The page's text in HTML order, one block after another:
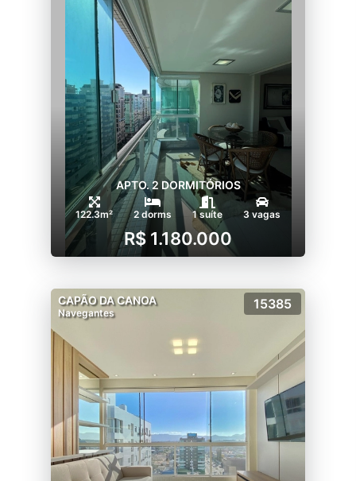
APTO. 2 DORMITÓRIOS
122.3m² 2 dorms 1 suíte 3 vagas
R$ 1.180.000
CAPÃO DA CANOA
Navegantes
15385